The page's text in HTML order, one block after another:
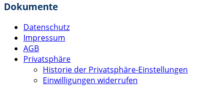
Dokumente
Datenschutz
Impressum
AGB
Privatsphäre
Historie der Privatsphäre-Einstellungen
Einwilligungen widerrufen